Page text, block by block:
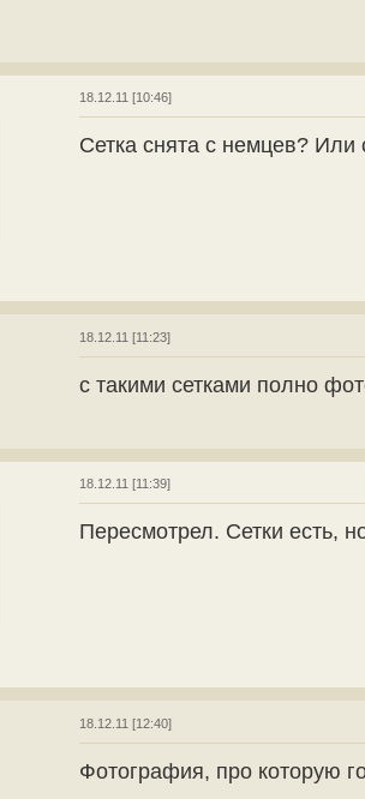
18.12.11 [10:46]
Сетка снята с немцев? Или
18.12.11 [11:23]
с такими сетками полно
18.12.11 [11:39]
Пересмотрел. Сетки есть,
18.12.11 [12:40]
Фотография, про которую